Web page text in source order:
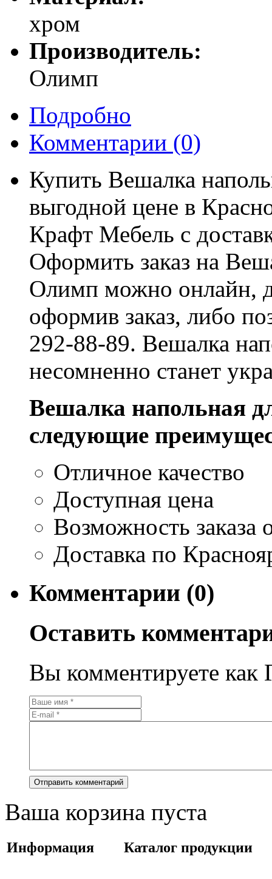
хром
Производитель:
Олимп
Подробно
Комментарии (0)
Купить Вешалка
выгодной цене в
Крафт Мебель с
Оформить заказ на
Олимп можно онлайн,
оформив заказ, либо
292-88-89. Вешалка
несомненно станет
Вешалка напольная
следующие
Отличное качество
Доступная цена
Возможность заказа
Доставка по
Комментарии (0)
Оставить
Вы комментируете как
Ваша корзина пуста
Информация Каталог продукции